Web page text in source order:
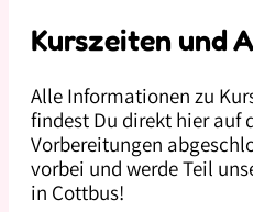
Kurszeiten und
Alle Informationen zu
findest Du direkt hier auf
Vorbereitungen
vorbei und werde Teil
in Cottbus!